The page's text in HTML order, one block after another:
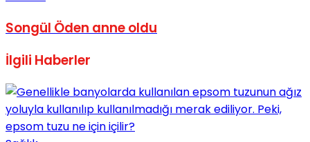
Songül Öden anne oldu
İlgili Haberler